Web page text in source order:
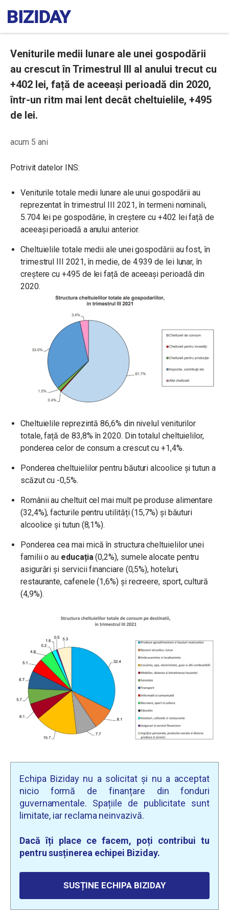
Veniturile medii lunare ale unei gospodării
au crescut în Trimestrul III al anului trecut cu
+402 lei, față de aceeași perioadă din 2020,
într-un ritm mai lent decât cheltuielile, +495
de lei.
acum 5 ani
Potrivit datelor INS:
Veniturile totale medii lunare ale unui gospodării au
reprezentat în trimestrul III 2021, în termeni nominali,
5.704 lei pe gospodărie, în creștere cu +402 lei față de
aceeași perioadă a anului anterior.
Cheltuielile totale medii ale unei gospodării au fost, în
trimestrul III 2021, în medie, de 4.939 de lei lunar, în
creștere cu +495 de lei față de aceeași perioadă din
2020.
Cheltuielile reprezintă 86,6% din nivelul veniturilor
totale, față de 83,8% în 2020. Din totalul cheltuielilor,
ponderea celor de consum a crescut cu +1,4%.
Ponderea cheltuielilor pentru băuturi alcoolice și tutun a
scăzut cu -0,5%.
Românii au cheltuit cel mai mult pe produse alimentare
(32,4%), facturile pentru utilități (15,7%) și băuturi
alcoolice și tutun (8,1%).
Ponderea cea mai mică în structura cheltuielilor unei
familii o au educația (0,2%), sumele alocate pentru
asigurări și servicii financiare (0,5%), hoteluri,
restaurante, cafenele (1,6%) și recreere, sport, cultură
(4,9%).
Echipa Biziday nu a solicitat și nu a acceptat
nicio formă de finanțare din fonduri
guvernamentale. Spațiile de publicitate sunt
limitate, iar reclama neinvazivă.
Dacă îți place ce facem, poți contribui tu
pentru susținerea echipei Biziday.
SUSȚINE ECHIPA BIZIDAY